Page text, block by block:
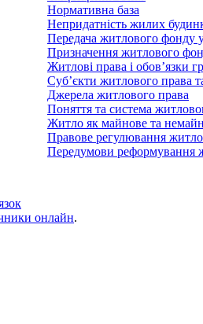
Нормативна база
Непридатність жилих
Передача житлового фонду
Призначення житлового
Житлові права і обов’язки
Суб’єкти житлового права
Джерела житлового права
Поняття та система
Житло як майнове та
Правове регулювання
Передумови реформування
онлайн.